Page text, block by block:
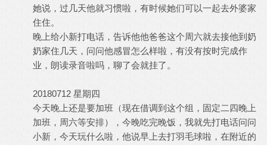
她说，过几天他就习惯啦，有时候她们可以一起去外婆家
住住。
晚上给小新打电话，告诉他他爸爸这个周六就去接他到奶
奶家住几天，问问他感冒怎么样啦，有没有按时完成作
业，朗读录音啦吗，聊了会就挂了。
20180712 星期四
今天晚上还是要加班（现在借调到这个组，固定二四晚上
加班，周六等安排），今晚吃完晚饭，我就先打电话问问
小新，今天玩什么啦，他说早上去打羽毛球啦，在附近的